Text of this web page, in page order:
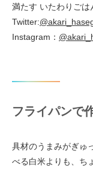
満たす いたわりごは
Twitter:
Instagram：
フライパンで
具材のうまみがぎゅ
べる白米よりも、ち